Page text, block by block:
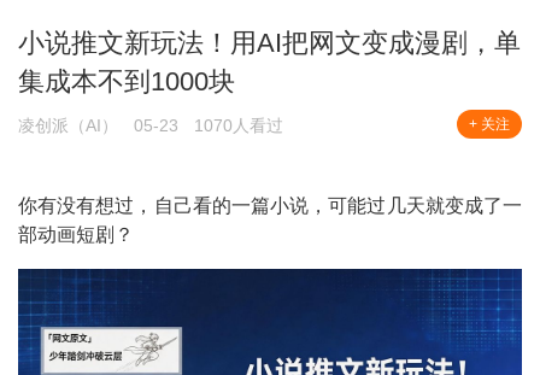
小说推文新玩法！用AI把网文变成漫剧，单
集成本不到1000块
凌创派（AI） 05-23 1070人看过 + 关注
你有没有想过，自己看的一篇小说，可能过几天就变成了一
部动画短剧？